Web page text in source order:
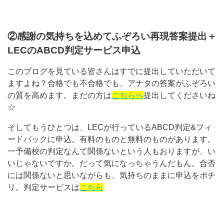
②感謝の気持ちを込めてふぞろい再現答案提出＋
LECのABCD判定サービス申込
このブログを見ている皆さんはすでに提出していただいて
ますよね？合格でも不合格でも、アナタの答案がふぞろい
の質を高めます。まだの方はこちらへ提出してくださいね
☆
そしてもうひとつは、LECが行っているABCD判定&フィ
ードバックに申込。有料のものと無料のものがあります。
一予備校の判定なんて関係ないという人もおりますが、い
いじゃないですか。だって気になっちゃうんだもん。合否
には関係ないと思いながらも、気持ちのままに申込をポチ
リ。判定サービスはこちら